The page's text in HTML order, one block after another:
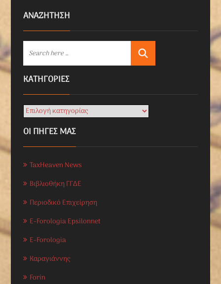
ΑΝΑΖΗΤΗΣΗ
KΑΤΗΓΟΡΊΕΣ
ΟΙ ΠΗΓΕΣ ΜΑΣ
TaxHeaven News
Βιβλιοθήκη ΓΓΔΕ
Περιοδικό Επιχείρηση
E-Forologia Epsilonnet
E-Forologia
Καραγιάννης
Forin